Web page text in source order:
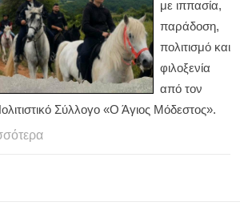
με ιππασία,
παράδοση,
πολιτισμό και
φιλοξενία
από τον
Σύλλογο «Ο Άγιος Μόδεστος».